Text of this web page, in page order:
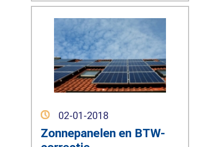
02-01-2018
Zonnepanelen en BTW-